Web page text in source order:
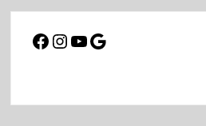
Facebook
Instagram
YouTube
Google